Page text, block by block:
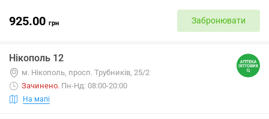
925.00 грн Забронювати
Нікополь 12
м. Нікополь, просп. Трубників, 25/2
Зачинено. Пн-Нд: 08:00-20:00
На мапі